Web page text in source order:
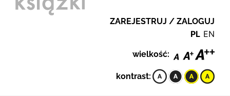
ZAREJESTRUJ / ZALOGUJ
PL EN
wielkość:
kontrast: